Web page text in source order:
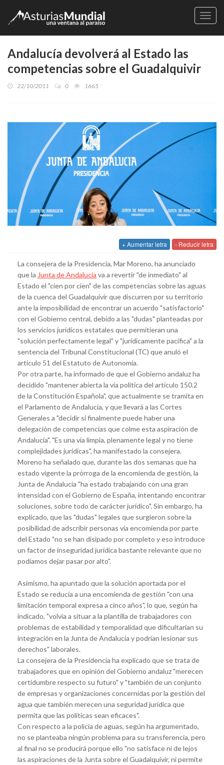
Andalucía devolverá al Estado las
competencias sobre el Guadalquivir
22/10/2011 0 1665
+ Aumentar letra - Reducir letra
La consejera de la Presidencia, Mar Moreno, ha anunciado
que la Junta de Andalucía va a revertir "de inmediato" al
Estado el "cien por cien" de las competencias sobre las aguas
de la cuenca del Guadalquivir que discurren por su territorio
ante la imposibilidad de encontrar un acuerdo "satisfactorio"
con el Gobierno central, debido a las "dudas" planteadas por
los servicios jurídicos estatales que permitieran una
"solución perfectamente legal" y "jurídicamente pacífica" a la
sentencia del Tribunal Constitucional (TC) que anuló el
artículo 51 del Estatuto de Autonomía.
Por otra parte, ha informado de que el Gobierno andaluz ha
decidido "mantener abierta la vía política del artículo 150.2
de la Constitución Española", que actualmente se tramita en
el Parlamento de Andalucía, y que llevará a las Cortes
Generales a "decidir si finalmente puede haber una
delegación de competencias que colme esta aspiración de
Andalucía". "Es una vía limpia, plenamente legal y no tiene
complejidades jurídicas", ha manifestado la consejera.
Moreno ha señalado que, durante las dos semanas que ha
estado vigente la prórroga de la encomienda de gestión, la
Junta de Andalucía "ha estado trabajando con una gran
intensidad con el Gobierno de España, intentando encontrar
soluciones, sobre todo de carácter jurídico". Sin embargo, ha
explicado, que las "dudas" legales que surgieron sobre la
posibilidad de adscribir personas vía encomienda por parte
del Estado "no se han disipado por completo y eso introduce
un factor de inseguridad jurídica bastante relevante que no
podíamos dejar pasar por alto".
Asimismo, ha apuntado que la solución aportada por el
Estado se reducía a una encomienda de gestión "con una
limitación temporal expresa a cinco años", lo que, según ha
indicado, "volvía a situar a la plantilla de trabajadores con
problemas de estabilidad y temporalidad que dificultarían su
integración en la Junta de Andalucía y podrían lesionar sus
derechos" laborales.
La consejera de la Presidencia ha explicado que se trata de
trabajadores que en opinión del Gobierno andaluz "merecen
certidumbre respecto su futuro" y "también de un conjunto
de empresas y organizaciones concernidas por la gestión del
agua que también merecen una seguridad jurídica que
permita que las políticas sean eficaces".
Con respecto a la policía de aguas, según ha argumentado,
no se planteaba ningún problema para su transferencia, pero
al final no se producirá porque ello "no satisface ni de lejos
las aspiraciones de la Junta sobre el Guadalquivir, ni permite